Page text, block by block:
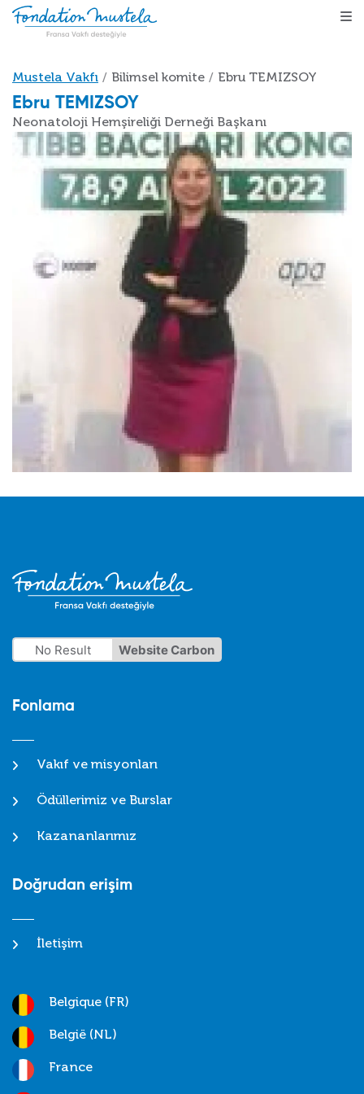
Ana içeriğe atla
Sayfa yolu
Mustela Vakfı Bilimsel komite Ebru TEMIZSOY
Ebru TEMIZSOY
Neonatoloji Hemşireliği Derneği Başkanı
No Result Website Carbon
Fonlama
Vakıf ve misyonları
Ödüllerimiz ve Burslar
Kazananlarımız
Doğrudan erişim
İletişim
Belgique (FR)
België (NL)
France